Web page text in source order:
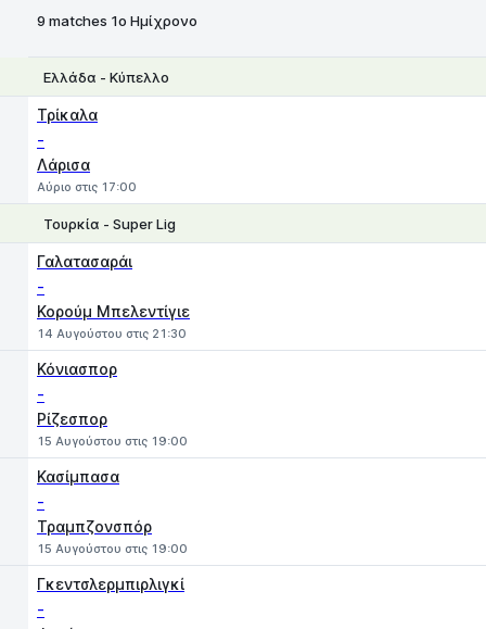
9 matches 1ο Ημίχρονο
Ελλάδα - Κύπελλο
Τρίκαλα
-
Λάρισα
Αύριο στις 17:00
Τουρκία - Super Lig
Γαλατασαράι
-
Κορούμ Μπελεντίγιε
14 Αυγούστου στις 21:30
Κόνιασπορ
-
Ρίζεσπορ
15 Αυγούστου στις 19:00
Κασίμπασα
-
Τραμπζονσπόρ
15 Αυγούστου στις 19:00
Γκεντσλερμπιρλιγκί
-